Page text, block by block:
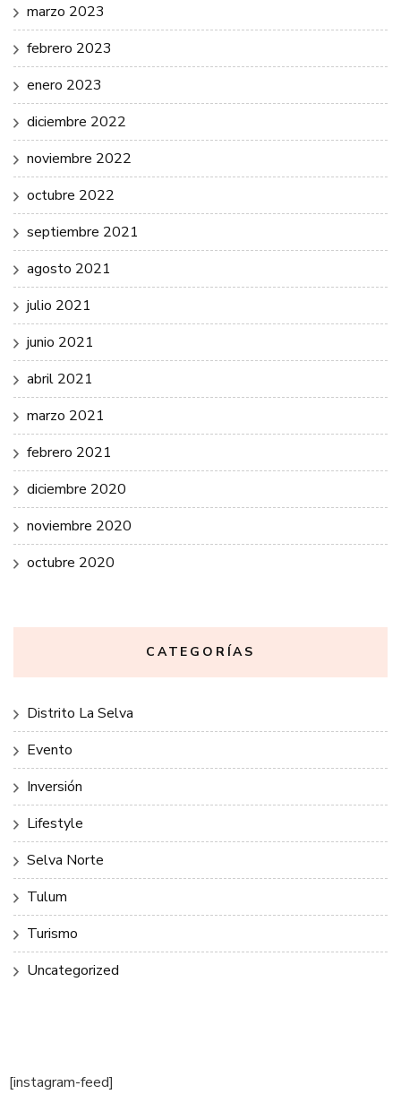
marzo 2023
febrero 2023
enero 2023
diciembre 2022
noviembre 2022
octubre 2022
septiembre 2021
agosto 2021
julio 2021
junio 2021
abril 2021
marzo 2021
febrero 2021
diciembre 2020
noviembre 2020
octubre 2020
CATEGORÍAS
Distrito La Selva
Evento
Inversión
Lifestyle
Selva Norte
Tulum
Turismo
Uncategorized
[instagram-feed]